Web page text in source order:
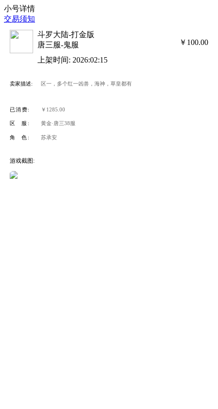
小号详情
交易须知
斗罗大陆-打金版
唐三服-鬼服
上架时间: 2026:02:15
￥100.00
卖家描述: 区一，多个红一凶兽，海神，草皇都有
已消费: ￥1285.00
区 服: 黄金·唐三38服
角 色: 苏承安
游戏截图: